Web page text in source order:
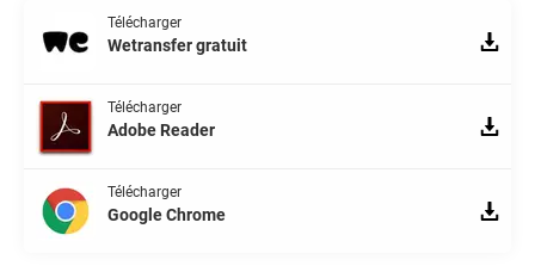
Télécharger
Wetransfer gratuit
Télécharger
Adobe Reader
Télécharger
Google Chrome